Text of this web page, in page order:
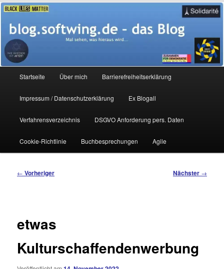
Zum
primären
Inhalt
springen
blog.softwing.de – das Blog
Mal sehen, was hieraus wird…
Startseite Über mich Barrierefreiheitserklärung
Impressum / Datenschutzerklärung Ex Blogall
Verfahrensverzeichnis DSGVO Anforderung pers. Daten
Cookie-Richtlinie Buchbesprechungen Agile
Beitragsnavigation
← Vorheriger Nächster →
etwas
Kulturschaffendenwerbung